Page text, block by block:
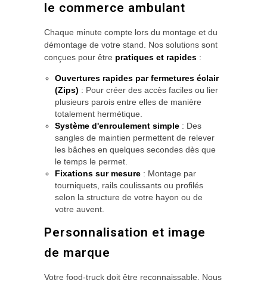
le commerce ambulant
Chaque minute compte lors du montage et du
démontage de votre stand. Nos solutions sont
conçues pour être pratiques et rapides :
Ouvertures rapides par fermetures éclair
(Zips) : Pour créer des accès faciles ou lier
plusieurs parois entre elles de manière
totalement hermétique.
Système d'enroulement simple : Des
sangles de maintien permettent de relever
les bâches en quelques secondes dès que
le temps le permet.
Fixations sur mesure : Montage par
tourniquets, rails coulissants ou profilés
selon la structure de votre hayon ou de
votre auvent.
Personnalisation et image
de marque
Votre food-truck doit être reconnaissable. Nous